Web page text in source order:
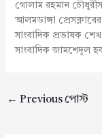
গোলাম রহমান
আলমডাঙ্গা
সাংবাদিক প্রভাষক
সাংবাদিক জামশেদুল
← Previous পোস্ট